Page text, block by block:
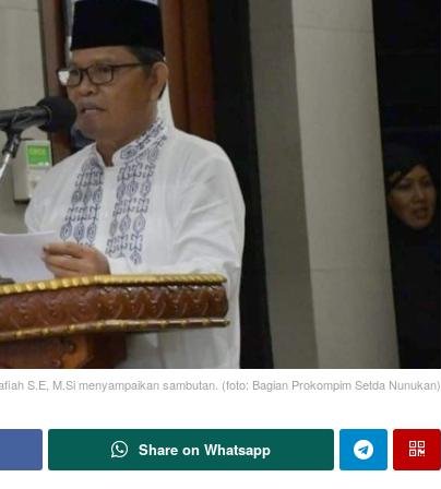
S.E, M.Si menyampaikan sambutan. (foto: Bagian Prokompim Setda Nunukan)
Share on Whatsapp